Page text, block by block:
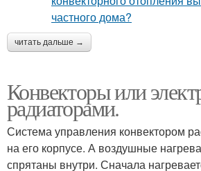
читать дальше →
Конвекторы или
радиаторами.
Система управления конвектором
на его корпусе. А воздушные
спрятаны внутри. Сначала